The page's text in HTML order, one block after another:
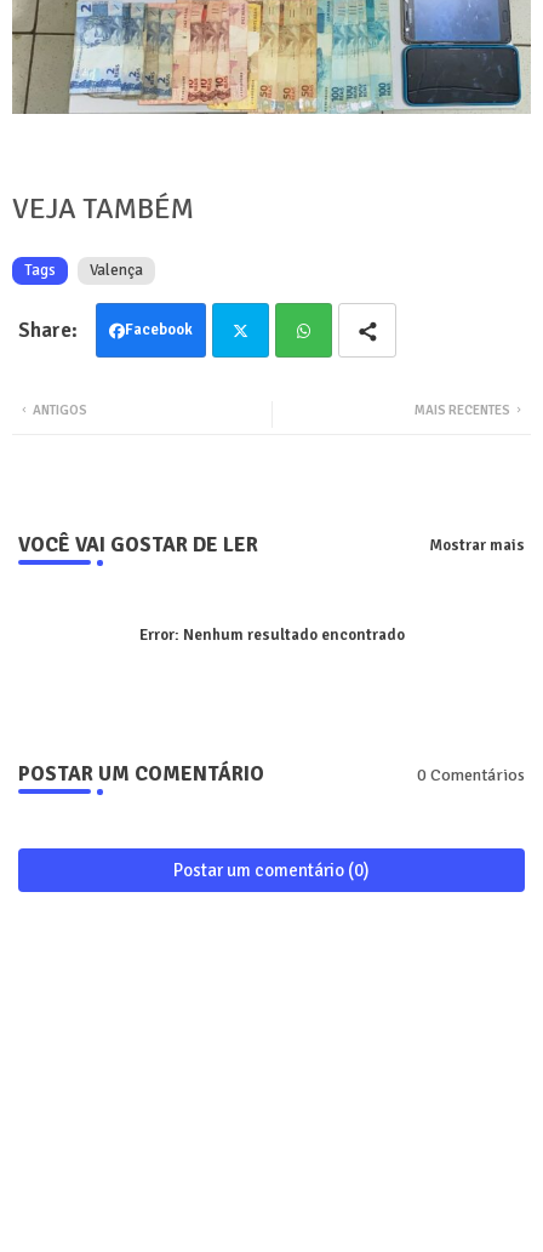
VEJA TAMBÉM
Tags Valença
Facebook
MAIS RECENTES
ANTIGOS
VOCÊ VAI GOSTAR DE LER Mostrar mais
Error: Nenhum resultado encontrado
POSTAR UM COMENTÁRIO 0 Comentários
Postar um comentário (0)